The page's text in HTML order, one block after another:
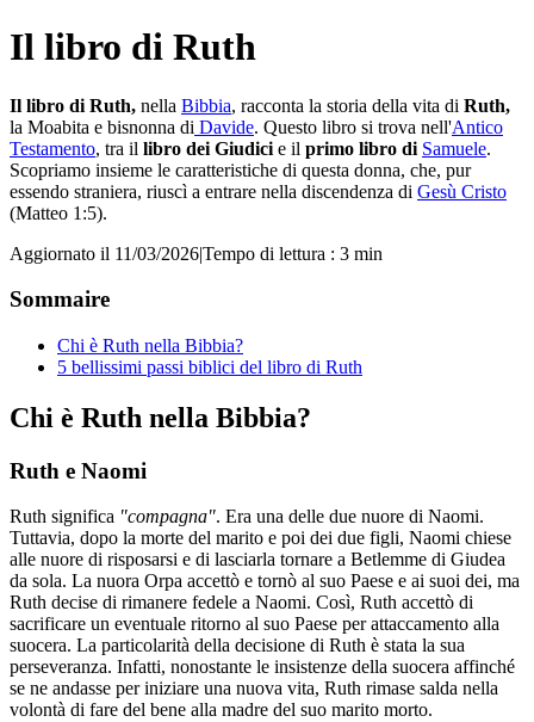
Il libro di Ruth
Il libro di Ruth, nella Bibbia, racconta la storia della vita di Ruth,
la Moabita e bisnonna di Davide. Questo libro si trova nell'Antico
Testamento, tra il libro dei Giudici e il primo libro di Samuele.
Scopriamo insieme le caratteristiche di questa donna, che, pur
essendo straniera, riuscì a entrare nella discendenza di Gesù Cristo
(Matteo 1:5).
Aggiornato il 11/03/2026|Tempo di lettura : 3 min
Sommaire
Chi è Ruth nella Bibbia?
5 bellissimi passi biblici del libro di Ruth
Chi è Ruth nella Bibbia?
Ruth e Naomi
Ruth significa "compagna". Era una delle due nuore di Naomi.
Tuttavia, dopo la morte del marito e poi dei due figli, Naomi chiese
alle nuore di risposarsi e di lasciarla tornare a Betlemme di Giudea
da sola. La nuora Orpa accettò e tornò al suo Paese e ai suoi dei, ma
Ruth decise di rimanere fedele a Naomi. Così, Ruth accettò di
sacrificare un eventuale ritorno al suo Paese per attaccamento alla
suocera. La particolarità della decisione di Ruth è stata la sua
perseveranza. Infatti, nonostante le insistenze della suocera affinché
se ne andasse per iniziare una nuova vita, Ruth rimase salda nella
volontà di fare del bene alla madre del suo marito morto.